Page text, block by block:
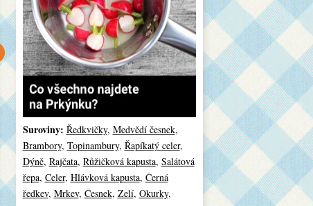
Suroviny: Ředkvičky, Medvědí česnek,
Brambory, Topinambury, Řapíkatý celer,
Dýně, Rajčata, Růžičková kapusta, Salátová
řepa, Celer, Hlávková kapusta, Černá
ředkev, Mrkev, Česnek, Zelí, Okurky,